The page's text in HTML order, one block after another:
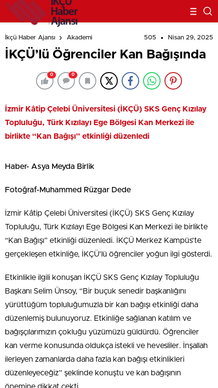
İkçü Haber Ajansı Akademi 505 Nisan 29, 2025
İKÇÜ’lü Öğrenciler Kan Bağışında
0 0
İzmir Kâtip Çelebi Üniversitesi (İKÇÜ) SKS Genç Kızılay
Topluluğu, Türk Kızılayı Ege Bölgesi Kan Merkezi ile
birlikte “Kan Bağışı” etkinliği düzenledi
Haber- Asya Meyda Birlik
Fotoğraf-Muhammed Rüzgar Dede
İzmir Kâtip Çelebi Üniversitesi (İKÇÜ) SKS Genç Kızılay
Topluluğu, Türk Kızılayı Ege Bölgesi Kan Merkezi ile birlikte
“Kan Bağışı” etkinliği düzenledi. İKÇÜ Merkez Kampüs’te
gerçekleşen etkinliğe, İKÇÜ’lü öğrenciler yoğun ilgi gösterdi.
Etkinlikle ilgili konuşan İKÇÜ SKS Genç Kızılay Topluluğu
Başkanı Selim Ünsoy, “Bir buçuk senedir başkanlığını
yürüttüğüm topluluğumuzla bir kan bağışı etkinliği daha
düzenlemiş bulunuyoruz. Etkinliğe sağlanan katılım ve
bağışçılarımızın çokluğu yüzümüzü güldürdü. Öğrenciler
kan verme konusunda oldukça istekli ve hevesliler. İnşallah
ilerleyen zamanlarda daha fazla kan bağışı etkinlikleri
düzenleyeceğiz” şeklinde konuştu ve kan bağışının